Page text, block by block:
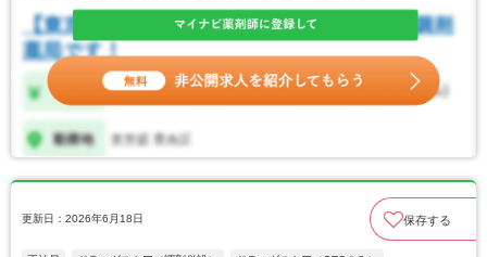
更新日：2026年6月18日 保存する